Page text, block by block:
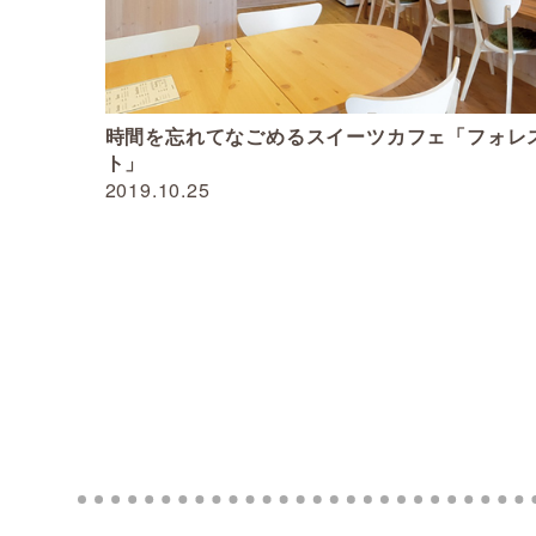
2019.10.25
時間を忘れてなごめるスイーツカフェ「フォレ
ト」